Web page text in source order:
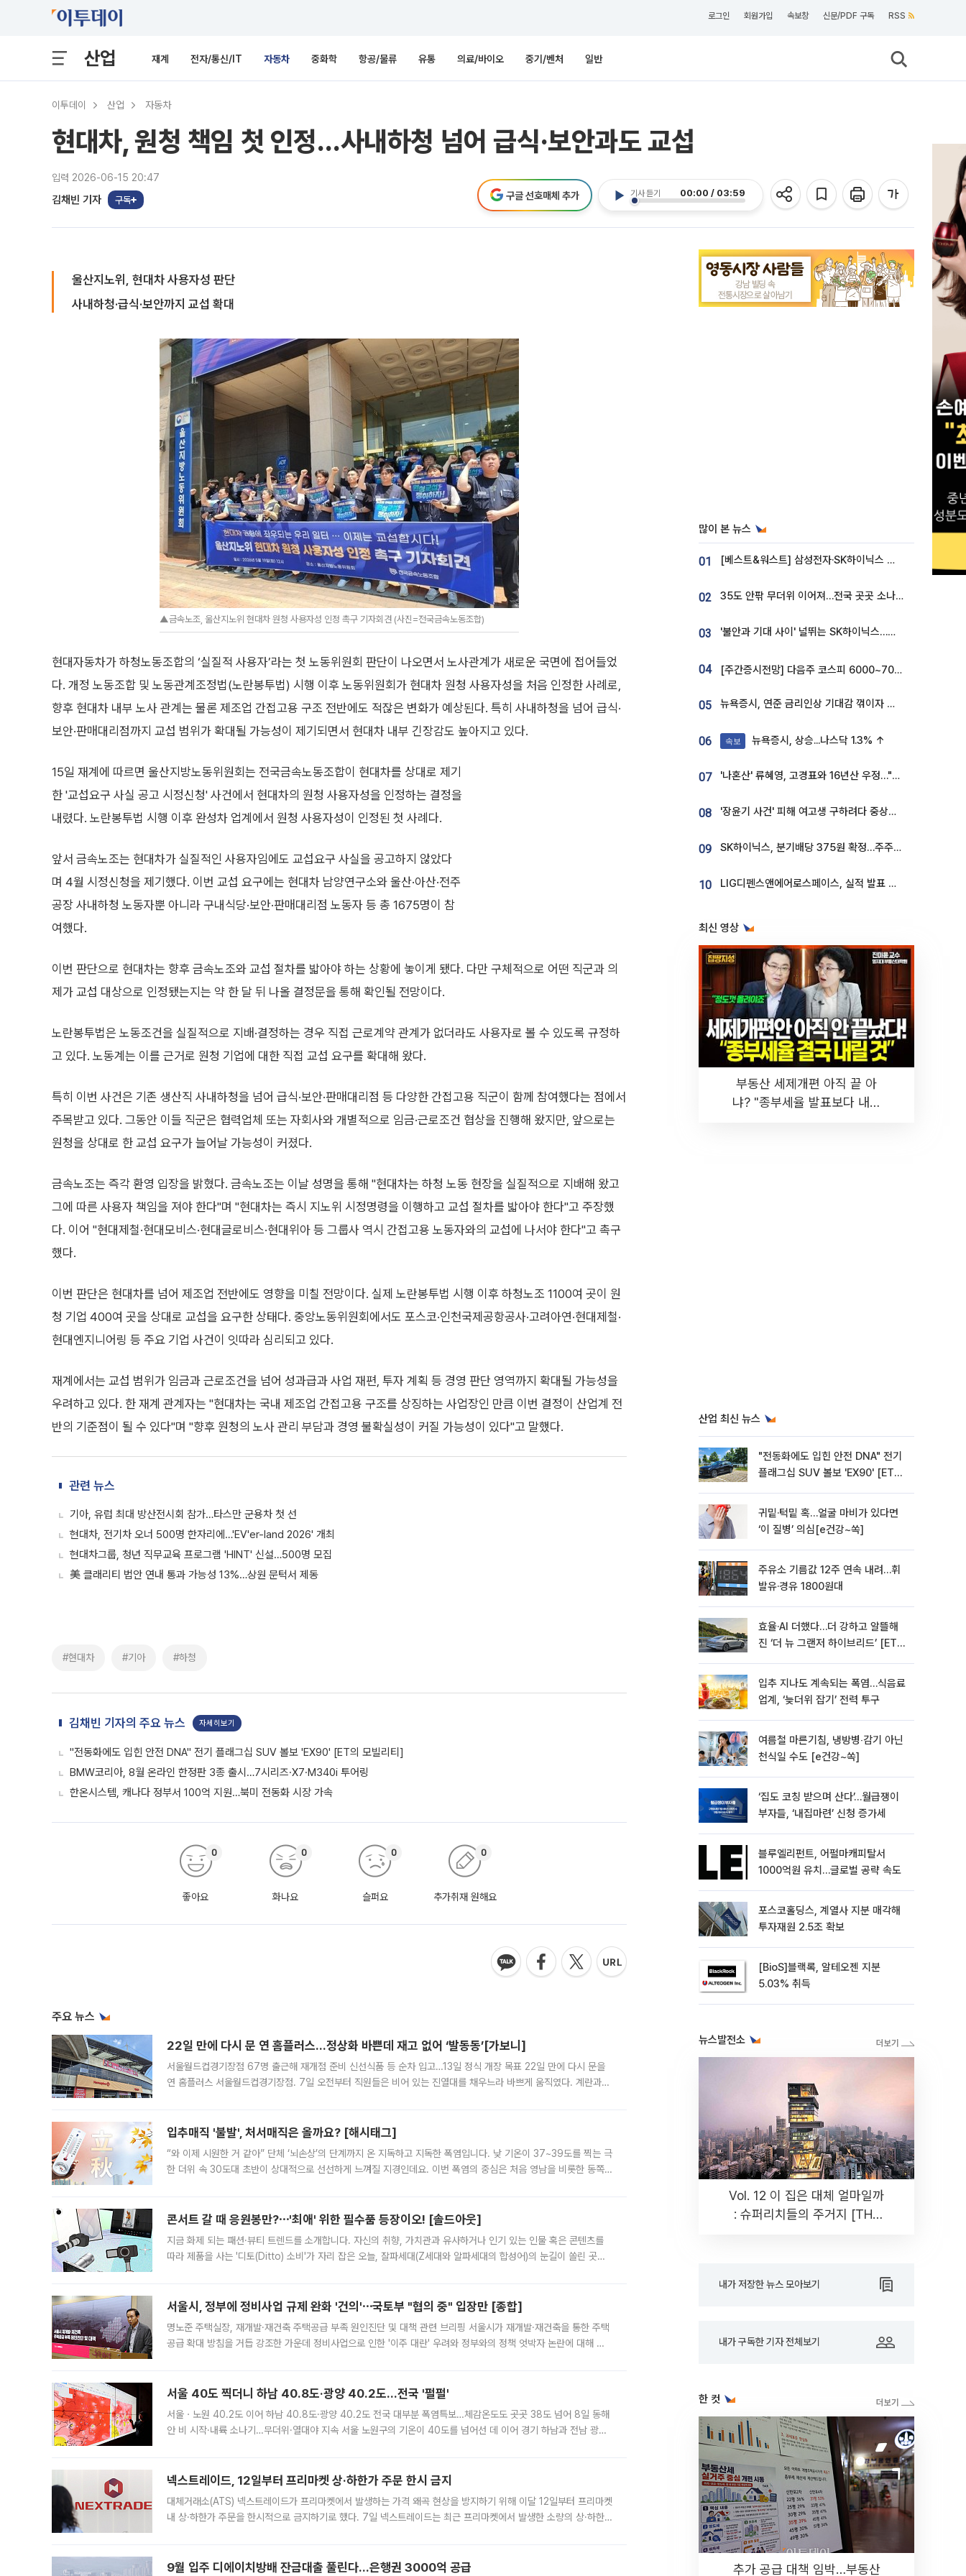
로그인 회원가입 속보창 신문/PDF 구독 RSS
산업 재계 전자/통신/IT 자동차 중화학 항공/물류 유통 의료/바이오 중기/벤처 일반
이투데이 산업 자동차
현대차, 원청 책임 첫 인정…사내하청 넘어 급식·보안과도 교섭
입력 2026-06-15 20:47
김채빈 기자 구독
기사 듣기 00:00 / 03:59
구글 선호매체 추가
울산지노위, 현대차 사용자성 판단
사내하청·급식·보안까지 교섭 확대
▲금속노조, 울산지노위 현대차 원청 사용자성 인정 촉구 기자회견 (사진=전국금속노동조합)
현대자동차가 하청노동조합의 ‘실질적 사용자’라는 첫 노동위원회 판단이 나오면서 노사관계가 새로운 국면에 접어들었
다. 개정 노동조합 및 노동관계조정법(노란봉투법) 시행 이후 노동위원회가 현대차 원청 사용자성을 처음 인정한 사례로,
향후 현대차 내부 노사 관계는 물론 제조업 간접고용 구조 전반에도 적잖은 변화가 예상된다. 특히 사내하청을 넘어 급식·
보안·판매대리점까지 교섭 범위가 확대될 가능성이 제기되면서 현대차 내부 긴장감도 높아지고 있다.
15일 재계에 따르면 울산지방노동위원회는 전국금속노동조합이 현대차를 상대로 제기
한 '교섭요구 사실 공고 시정신청' 사건에서 현대차의 원청 사용자성을 인정하는 결정을
내렸다. 노란봉투법 시행 이후 완성차 업계에서 원청 사용자성이 인정된 첫 사례다.
앞서 금속노조는 현대차가 실질적인 사용자임에도 교섭요구 사실을 공고하지 않았다
며 4월 시정신청을 제기했다. 이번 교섭 요구에는 현대차 남양연구소와 울산·아산·전주
공장 사내하청 노동자뿐 아니라 구내식당·보안·판매대리점 노동자 등 총 1675명이 참
여했다.
이번 판단으로 현대차는 향후 금속노조와 교섭 절차를 밟아야 하는 상황에 놓이게 됐다. 다만 구체적으로 어떤 직군과 의
제가 교섭 대상으로 인정됐는지는 약 한 달 뒤 나올 결정문을 통해 확인될 전망이다.
노란봉투법은 노동조건을 실질적으로 지배·결정하는 경우 직접 근로계약 관계가 없더라도 사용자로 볼 수 있도록 규정하
고 있다. 노동계는 이를 근거로 원청 기업에 대한 직접 교섭 요구를 확대해 왔다.
특히 이번 사건은 기존 생산직 사내하청을 넘어 급식·보안·판매대리점 등 다양한 간접고용 직군이 함께 참여했다는 점에서
주목받고 있다. 그동안 이들 직군은 협력업체 또는 자회사와 개별적으로 임금·근로조건 협상을 진행해 왔지만, 앞으로는
원청을 상대로 한 교섭 요구가 늘어날 가능성이 커졌다.
금속노조는 즉각 환영 입장을 밝혔다. 금속노조는 이날 성명을 통해 "현대차는 하청 노동 현장을 실질적으로 지배해 왔고
그에 따른 사용자 책임을 져야 한다"며 "현대차는 즉시 지노위 시정명령을 이행하고 교섭 절차를 밟아야 한다"고 주장했
다. 이어 "현대제철·현대모비스·현대글로비스·현대위아 등 그룹사 역시 간접고용 노동자와의 교섭에 나서야 한다"고 촉구
했다.
이번 판단은 현대차를 넘어 제조업 전반에도 영향을 미칠 전망이다. 실제 노란봉투법 시행 이후 하청노조 1100여 곳이 원
청 기업 400여 곳을 상대로 교섭을 요구한 상태다. 중앙노동위원회에서도 포스코·인천국제공항공사·고려아연·현대제철·
현대엔지니어링 등 주요 기업 사건이 잇따라 심리되고 있다.
재계에서는 교섭 범위가 임금과 근로조건을 넘어 성과급과 사업 재편, 투자 계획 등 경영 판단 영역까지 확대될 가능성을
우려하고 있다. 한 재계 관계자는 "현대차는 국내 제조업 간접고용 구조를 상징하는 사업장인 만큼 이번 결정이 산업계 전
반의 기준점이 될 수 있다"며 "향후 원청의 노사 관리 부담과 경영 불확실성이 커질 가능성이 있다"고 말했다.
관련 뉴스
기아, 유럽 최대 방산전시회 참가…타스만 군용차 첫 선
현대차, 전기차 오너 500명 한자리에…'EV'er-land 2026' 개최
현대차그룹, 청년 직무교육 프로그램 'HINT' 신설…500명 모집
美 클래리티 법안 연내 통과 가능성 13%…상원 문턱서 제동
#현대차 #기아 #하청
김채빈 기자의 주요 뉴스 자세히보기
"전동화에도 입힌 안전 DNA" 전기 플래그십 SUV 볼보 'EX90' [ET의 모빌리티]
BMW코리아, 8월 온라인 한정판 3종 출시…7시리즈·X7·M340i 투어링
한온시스템, 캐나다 정부서 100억 지원…북미 전동화 시장 가속
좋아요
0
화나요
0
슬퍼요
0
추가취재 원해요
0
주요 뉴스
22일 만에 다시 문 연 홈플러스…정상화 바쁜데 재고 없어 ‘발동동’[가보니]
서울월드컵경기장점 67명 출근해 재개점 준비 신선식품 등 순차 입고…13일 정식 개장 목표 22일 만에 다시 문을
연 홈플러스 서울월드컵경기장점. 7일 오전부터 직원들은 비어 있는 진열대를 채우느라 바쁘게 움직였다. 계란과
입추매직 '불발', 처서매직은 올까요? [해시태그]
“와 이제 시원한 거 같아” 단체 ‘뇌손상’의 단계까지 온 지독하고 지독한 폭염입니다. 낮 기온이 37~39도를 찍는 극
한 더위 속 30도대 초반이 상대적으로 선선하게 느껴질 지경인데요. 이번 폭염의 중심은 처음 영남을 비롯한 동쪽
콘서트 갈 때 응원봉만?⋯'최애' 위한 필수품 등장이오! [솔드아웃]
지금 화제 되는 패션·뷰티 트렌드를 소개합니다. 자신의 취향, 가치관과 유사하거나 인기 있는 인물 혹은 콘텐츠를
따라 제품을 사는 '디토(Ditto) 소비'가 자리 잡은 오늘, 잘파세대(Z세대와 알파세대의 합성어)의 눈길이 쏠린 곳은
서울시, 정부에 정비사업 규제 완화 '건의'⋯국토부 "협의 중" 입장만 [종합]
명노준 주택실장, 재개발·재건축 주택공급 부족 원인진단 및 대책 관련 브리핑 서울시가 재개발·재건축을 통한 주택
공급 확대 방침을 거듭 강조한 가운데 정비사업으로 인한 '이주 대란' 우려와 정부와의 정책 엇박자 논란에 대해 정
서울 40도 찍더니 하남 40.8도·광양 40.2도…전국 '펄펄'
서울ㆍ노원 40.2도 이어 하남 40.8도·광양 40.2도 전국 대부분 폭염특보…체감온도도 곳곳 38도 넘어 8일 동해
안 비 시작·내륙 소나기…무더위·열대야 지속 서울 노원구의 기온이 40도를 넘어선 데 이어 경기 하남과 전남 광양
넥스트레이드, 12일부터 프리마켓 상·하한가 주문 한시 금지
대체거래소(ATS) 넥스트레이드가 프리마켓에서 발생하는 가격 왜곡 현상을 방지하기 위해 이달 12일부터 프리마켓
내 상·하한가 주문을 한시적으로 금지하기로 했다. 7일 넥스트레이드는 최근 프리마켓에서 발생한 소량의 상·하한
9월 입주 디에이치방배 잔금대출 풀린다…은행권 3000억 공급
많이 본 뉴스
01 [베스트&워스트] 삼성전자·SK하이닉스 밀린 한 주…상상인증권은 85% 급등
02 35도 안팎 무더위 이어져…전국 곳곳 소나기 [오늘 날씨]
03 '불안과 기대 사이' 널뛰는 SK하이닉스…증권가 "HBM4·LTA 기반 펀터멘털 견고"
04 [주간증시전망] 다음주 코스피 6000~7000⋯“外人 수급은 정책이 변수”
05 뉴욕증시, 연준 금리인상 기대감 꺾이자 상승...S&P500 사상 최고치 [종합]
06 속보 뉴욕증시, 상승...나스닥 1.3% ↑
07 '나혼산' 류혜영, 고경표와 16년산 우정…"자취방서 부모님과 마주쳐"
08 '장윤기 사건' 피해 여고생 구하려다 중상…고교생 의상자 지정
09 SK하이닉스, 분기배당 375원 확정…주주환원책 9월로 앞당겨 발표
10 LIG디펜스앤에어로스페이스, 실적 발표 후 급락→반등⋯증권가 “28년까지 튼튼”
최신 영상
부동산 세제개편 아직 끝 아
냐? "종부세율 발표보다 내릴
산업 최신 뉴스
"전동화에도 입힌 안전 DNA" 전기
플래그십 SUV 볼보 'EX90' [ET의
귀밑·턱밑 혹…얼굴 마비가 있다면
‘이 질병’ 의심[e건강~쏙]
주유소 기름값 12주 연속 내려…휘
발유·경유 1800원대
효율·AI 더했다…더 강하고 알뜰해
진 ‘더 뉴 그랜저 하이브리드’ [ET의
입추 지나도 계속되는 폭염…식음료
업계, ‘늦더위 잡기’ 전력 투구
여름철 마른기침, 냉방병‧감기 아닌
천식일 수도 [e건강~쏙]
‘집도 코칭 받으며 산다’…월급쟁이
부자들, ‘내집마련’ 신청 증가세
블루엘리펀트, 어펄마캐피탈서
1000억원 유치…글로벌 공략 속도
포스코홀딩스, 계열사 지분 매각해
투자재원 2.5조 확보
[BioS]블랙록, 알테오젠 지분
5.03% 취득
뉴스발전소
Vol. 12 이 집은 대체 얼마일까
: 슈퍼리치들의 주거지 [THE
내가 저장한 뉴스 모아보기
내가 구독한 기자 전체보기
한 컷
추가 공급 대책 임박…부동산